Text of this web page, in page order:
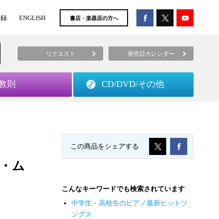
ENGLISH 書店・楽器店の方へ
リクエスト 発売日カレンダー
則 CD/DVD/その他
ム
この商品をシェアする
こんなキーワードでも検索されています
中学生・高校生のピアノ最新ヒットソ
ングス